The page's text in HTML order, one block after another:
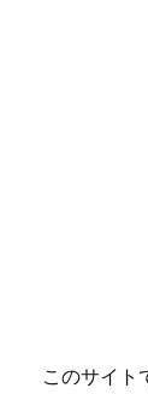
このサイト